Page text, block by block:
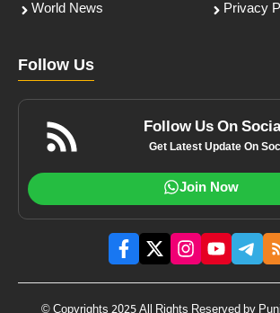
World News
Privacy
Follow Us
Follow Us On
Get Latest Update On
Join Now
© Copyrights 2025 All Rights Reserved by